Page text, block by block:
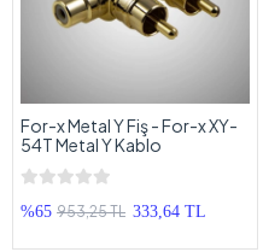
For-x Metal Y Fiş - For-x XY-
54T Metal Y Kablo
%65 953,25 TL 333,64 TL